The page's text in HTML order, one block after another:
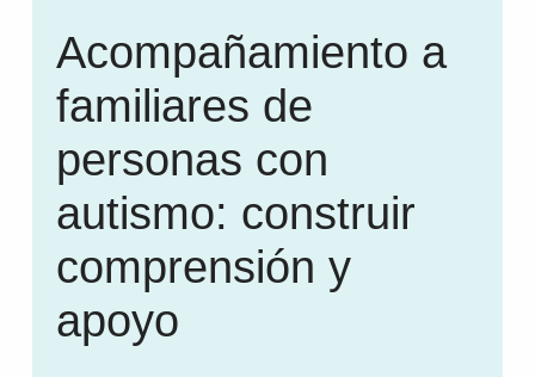
Acompañamiento a
familiares de
personas con
autismo: construir
comprensión y
apoyo